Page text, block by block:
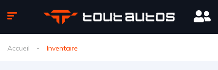
Accueil Inventaire